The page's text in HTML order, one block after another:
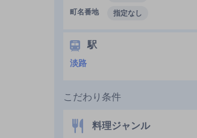
町名番地
指定なし
駅
淡路
こだわり条件
料理ジャンル